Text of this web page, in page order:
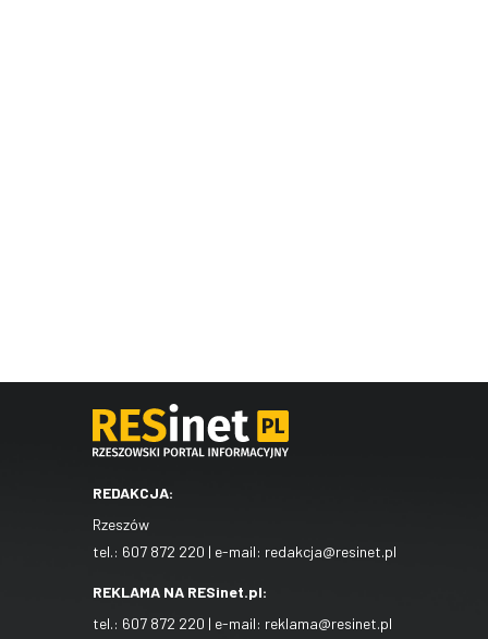
REDAKCJA:
Rzeszów
tel.: 607 872 220 | e-mail: redakcja@resinet.pl
REKLAMA NA RESinet.pl:
tel.: 607 872 220 | e-mail: reklama@resinet.pl